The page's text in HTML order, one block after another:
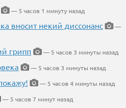
— 5 часов 1 минуту назад
вносит некий диссонанс
—
грипп
— 5 часов 3 минуты назад
— 5 часов 3 минуты назад
— 5 часов 4 минуты назад
— 5 часов 7 минут назад